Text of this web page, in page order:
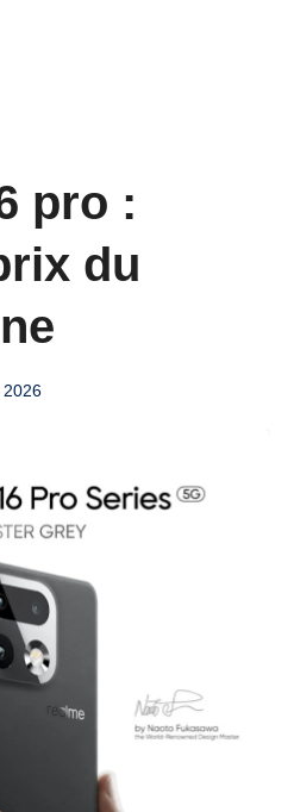
pro :
du
2026